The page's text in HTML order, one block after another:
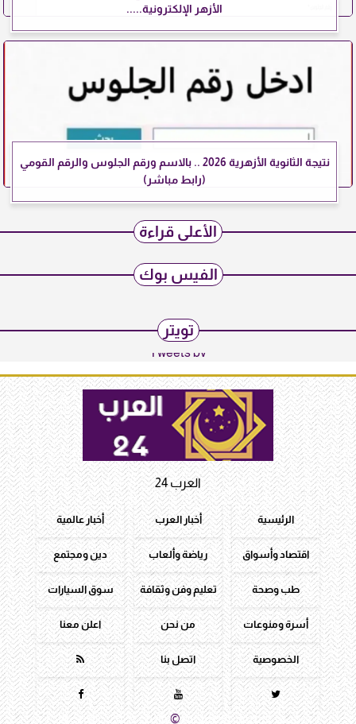
الأزهر الإلكترونية.....
نتيجة الثانوية الأزهرية 2026 .. بالاسم ورقم الجلوس والرقم القومي
(رابط مباشر)
الأعلى قراءة
الفيس بوك
تويتر
Tweets by
العرب 24
الرئيسية أخبار العرب أخبار عالمية
اقتصاد وأسواق رياضة وألعاب دين ومجتمع
طب وصحة تعليم وفن وثقافة سوق السيارات
أسرة ومنوعات من نحن اعلن معنا
الخصوصية اتصل بنا 



جميع الحقوق محفوظة©2016 - 2026 - العرب 24